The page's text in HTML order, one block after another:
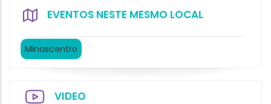
EVENTOS NESTE MESMO LOCAL
Minascentro
VIDEO